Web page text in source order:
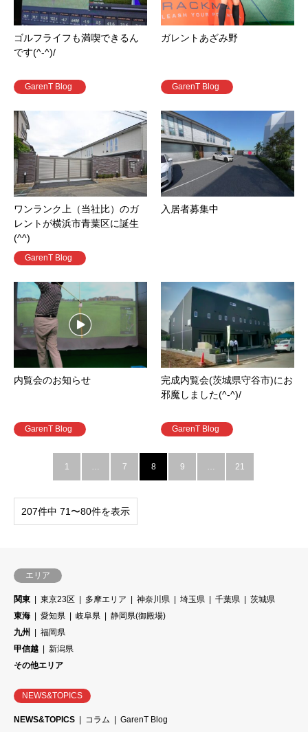
ゴルフライフも満喫できるん
です(^-^)/
GarenT Blog
ガレントあざみ野
GarenT Blog
ワンランク上（当社比）のガ
レントが横浜市青葉区に誕生
(^^)
GarenT Blog
入居者募集中
内覧会のお知らせ
GarenT Blog
完成内覧会(茨城県守谷市)にお
邪魔しました(^-^)/
GarenT Blog
1 … 7 8 9 … 21
207件中 71〜80件を表示
エリア
関東 東京23区 多摩エリア 神奈川県 埼玉県 千葉県
茨城県
東海
愛知県 岐阜県
静岡県(御殿場)
九州
福岡県
甲信越
新潟県
その他エリア
NEWS&TOPICS
NEWS&TOPICS コラム
GarenT Blog